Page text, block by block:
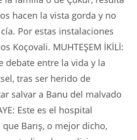
hacen la vista gorda y no
Por estas instalaciones
Koçovali. MUHTEŞEM İKİLİ:
debate entre la vida y la
tras ser herido de
salvar a Banu del malvado
Este es el hospital
Barış, o mejor dicho,